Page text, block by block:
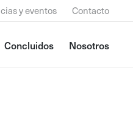
y eventos Contacto
Concluidos Nosotros